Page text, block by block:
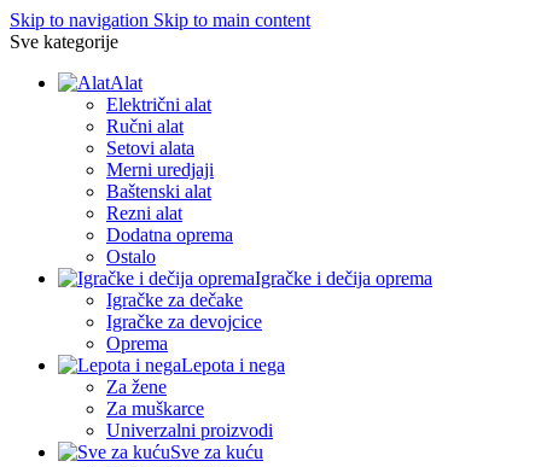
Skip to navigation Skip to main content
Sve kategorije
Alat
Električni alat
Ručni alat
Setovi alata
Merni uredjaji
Baštenski alat
Rezni alat
Dodatna oprema
Ostalo
Igračke i dečija oprema
Igračke za dečake
Igračke za devojcice
Oprema
Lepota i nega
Za žene
Za muškarce
Univerzalni proizvodi
Sve za kuću